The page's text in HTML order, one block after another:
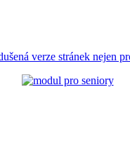
verze stránek nejen